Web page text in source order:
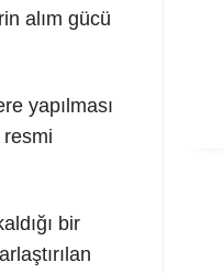
alım gücü
yapılması
bir